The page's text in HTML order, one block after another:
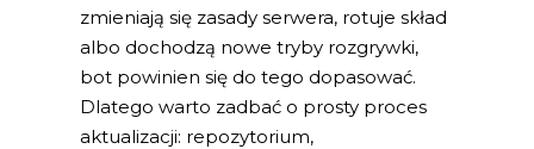
zmieniają się zasady serwera, rotuje skład
albo dochodzą nowe tryby rozgrywki,
bot powinien się do tego dopasować.
Dlatego warto zadbać o prosty proces
aktualizacji: repozytorium,